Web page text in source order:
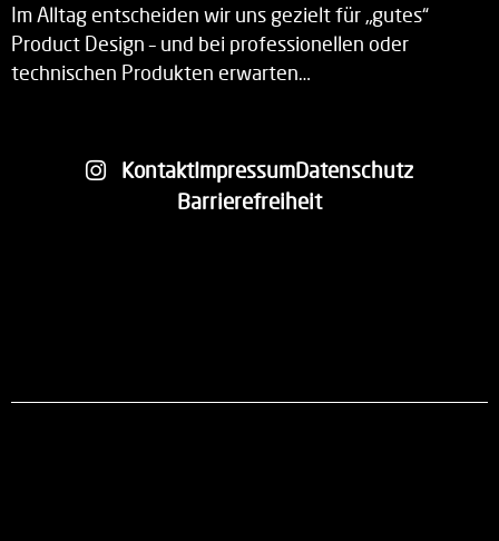
Im Alltag entscheiden wir uns gezielt für „gutes“
Product Design – und bei professionellen oder
technischen Produkten erwarten…
KontaktImpressumDatenschutz
Barrierefreiheit